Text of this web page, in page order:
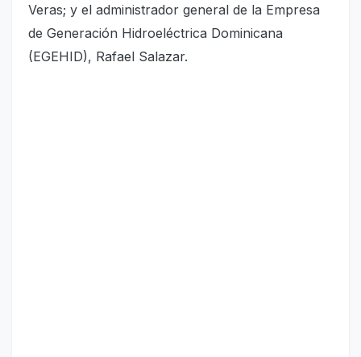
Veras; y el administrador general de la Empresa
de Generación Hidroeléctrica Dominicana
(EGEHID), Rafael Salazar.